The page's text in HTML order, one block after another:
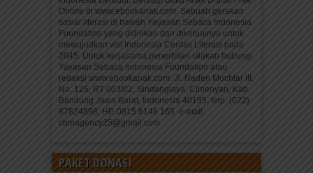
Online di www.ebookanak.com. Sebuah gerakan
sosial literasi di bawah Yayasan Sebaca Indonesia
Foundation yang didirikan dan diketuainya untuk
mewujudkan visi Indonesia Cerdas Literasi pada
2045. Untuk kerjasama penerbitan silakan hubungi
Yayasan Sebaca Indonesia Foundation atau
redaksi www.ebookanak.com: Jl. Raden Mochtar III,
No. 126, RT 003/02, Sindanglaya, Cimenyan, Kab.
Bandung Jawa Barat, Indonesia 40195, telp. (022)
87824898, HP. 0815 6148 165. e-mail:
cbmagency25@gmail.com
PAKET DONASI